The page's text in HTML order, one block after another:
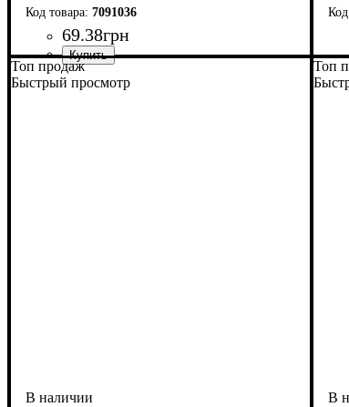
7091036
69.38грн
Категория
Тип: S/FTP
Оболочка
Топ продаж
Быстрый просмотр
Топ